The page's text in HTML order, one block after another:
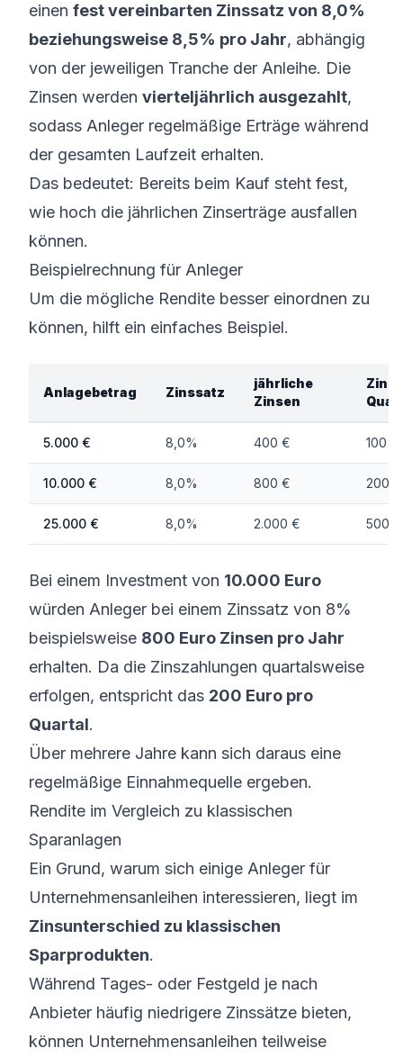
einen fest vereinbarten Zinssatz von 8,0%
beziehungsweise 8,5% pro Jahr, abhängig
von der jeweiligen Tranche der Anleihe. Die
Zinsen werden vierteljährlich ausgezahlt,
sodass Anleger regelmäßige Erträge während
der gesamten Laufzeit erhalten.
Das bedeutet: Bereits beim Kauf steht fest,
wie hoch die jährlichen Zinserträge ausfallen
können.
Beispielrechnung für Anleger
Um die mögliche Rendite besser einordnen zu
können, hilft ein einfaches Beispiel.
Anlagebetrag Zinssatz
jährliche
Zinsen
5.000 € 8,0% 400 € 100 €
10.000 € 8,0% 800 € 200 €
25.000 € 8,0% 2.000 € 500 €
Bei einem Investment von 10.000 Euro
würden Anleger bei einem Zinssatz von 8%
beispielsweise 800 Euro Zinsen pro Jahr
erhalten. Da die Zinszahlungen quartalsweise
erfolgen, entspricht das 200 Euro pro
Quartal.
Über mehrere Jahre kann sich daraus eine
regelmäßige Einnahmequelle ergeben.
Rendite im Vergleich zu klassischen
Sparanlagen
Ein Grund, warum sich einige Anleger für
Unternehmensanleihen interessieren, liegt im
Zinsunterschied zu klassischen
Sparprodukten.
Während Tages- oder Festgeld je nach
Anbieter häufig niedrigere Zinssätze bieten,
können Unternehmensanleihen teilweise